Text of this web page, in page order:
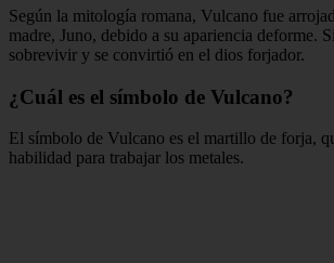
Según la mitología romana, Vulcano fue
madre, Juno, debido a su apariencia deforme.
sobrevivir y se convirtió en el dios forjador.
¿Cuál es el símbolo de Vulcano?
El símbolo de Vulcano es el martillo de forja,
habilidad para trabajar los metales.